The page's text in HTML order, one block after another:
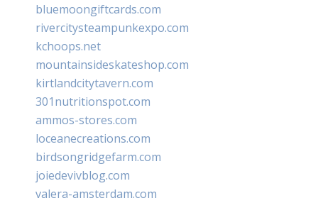
bluemoongiftcards.com
rivercitysteampunkexpo.com
kchoops.net
mountainsideskateshop.com
kirtlandcitytavern.com
301nutritionspot.com
ammos-stores.com
loceanecreations.com
birdsongridgefarm.com
joiedevivblog.com
valera-amsterdam.com